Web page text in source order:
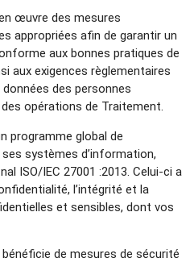
œuvre des mesures
appropriées afin de garantir un
aux bonnes pratiques de
aux exigences règlementaires
des personnes
opérations de Traitement.
programme global de
systèmes d’information,
ISO/IEC 27001 :2013. Celui-ci a
l’intégrité et la
et sensibles, dont vos
de mesures de sécurité